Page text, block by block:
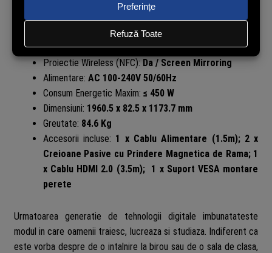
Porturi iesire:HDMI Out x1 4K 60Hz; Audio Out;
Conectivitate:Wi-Fi; Bluetooth
Proiectie Wireless (NFC):Da / Screen Mirroring
Alimentare: AC 100-240V 50/60Hz
Consum Energetic Maxim: ≤ 450 W
Dimensiuni: 1960.5 x 82.5 x 1173.7 mm
Greutate: 84.6 Kg
Accesorii incluse: 1 x Cablu Alimentare (1.5m); 2 x
Creioane Pasive cu Prindere Magnetica de Rama; 1
x Cablu HDMI 2.0 (3.5m); 1 x Suport VESA montare
perete
Urmatoarea generatie de tehnologii digitale imbunatateste
modul in care oamenii traiesc, lucreaza si studiaza. Indiferent ca
este vorba despre de o intalnire la birou sau de o sala de clasa,